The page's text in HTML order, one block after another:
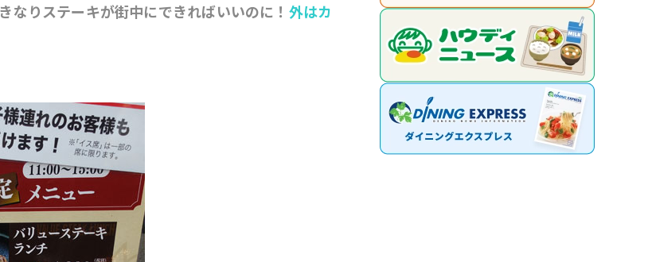
なりステーキが街中にできればいいのに！ 外はカ